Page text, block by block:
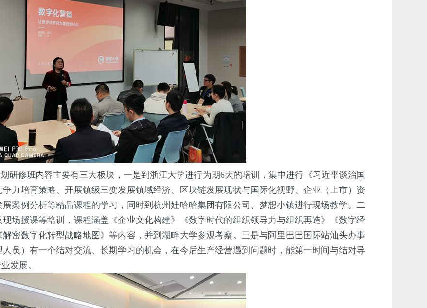
研修班内容主要有三大板块，一是到浙江大学进行为期6天的培训，集中进行《习近平谈治国
力培育策略、开展镇级三变发展镇域经济、区块链发展现状与国际化视野、企业（上市）资
案例分析等精品课程的学习，同时到杭州娃哈哈集团有限公司、梦想小镇进行现场教学。二
场授课等培训，课程涵盖《企业文化构建》《数字时代的组织领导力与组织再造》《数字经
密数字化转型战略地图》等内容，并到湖畔大学参观考察。三是与阿里巴巴国际站汕头办事
员）有一个结对交流、长期学习的机会，在今后生产经营遇到问题时，能第一时间与结对导
发展。